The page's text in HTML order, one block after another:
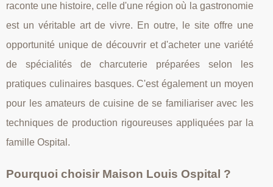
raconte une histoire, celle d'une région où la gastronomie
est un véritable art de vivre. En outre, le site offre une
opportunité unique de découvrir et d'acheter une variété
de spécialités de charcuterie préparées selon les
pratiques culinaires basques. C'est également un moyen
pour les amateurs de cuisine de se familiariser avec les
techniques de production rigoureuses appliquées par la
famille Ospital.
Pourquoi choisir Maison Louis Ospital ?